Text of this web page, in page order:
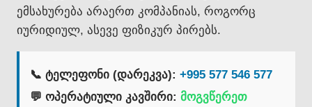
ემსახურება არაერთ კომპანიას, როგორც
იურიდიულ, ასევე ფიზიკურ პირებს.
📞 ტელეფონი (დარეკვა): +995 577 546 577
💬 ოპერატიული კავშირი: მოგვწერეთ